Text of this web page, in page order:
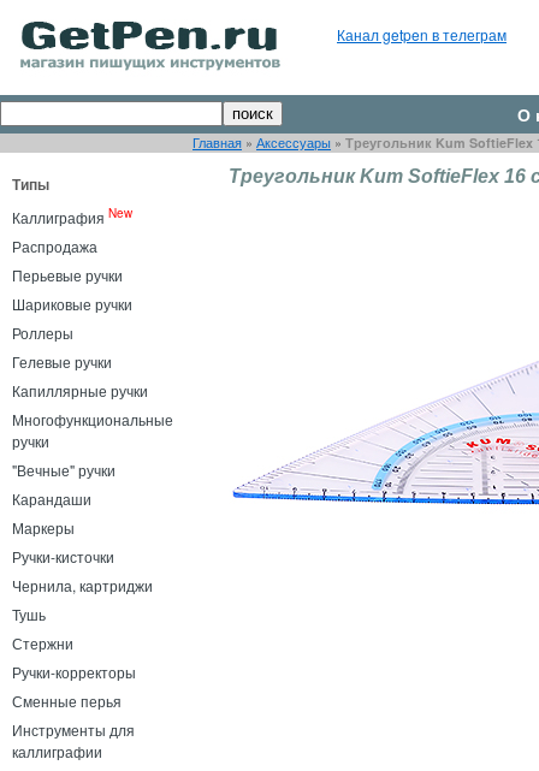
Канал getpen в телеграм
О
Главная » Аксессуары » Треугольник Kum SoftieFlex
Типы
Каллиграфия New
Распродажа
Перьевые ручки
Шариковые ручки
Роллеры
Гелевые ручки
Капиллярные ручки
Многофункциональные
ручки
"Вечные" ручки
Карандаши
Маркеры
Ручки-кисточки
Чернила, картриджи
Тушь
Стержни
Ручки-корректоры
Сменные перья
Инструменты для
каллиграфии
Треугольник Kum SoftieFlex 16